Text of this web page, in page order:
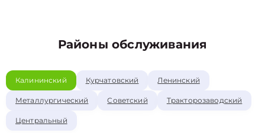
Районы обслуживания
Калининский Курчатовский Ленинский
Металлургический Советский Тракторозаводский
Центральный